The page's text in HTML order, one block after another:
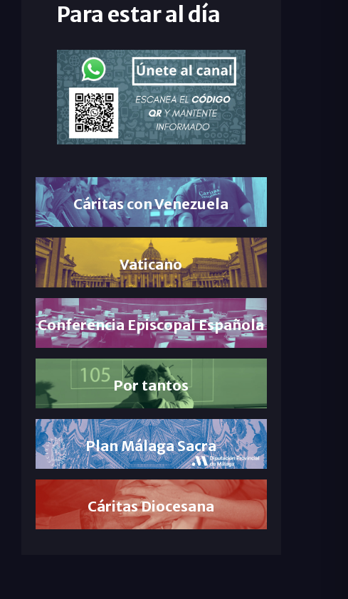
Para estar al día
Cáritas con Venezuela
Vaticano
Conferencia Episcopal Española
Por tantos
Plan Málaga Sacra
Cáritas Diocesana